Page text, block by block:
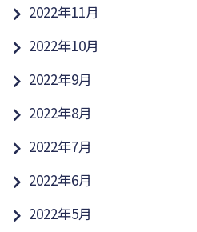
2022年11月
2022年10月
2022年9月
2022年8月
2022年7月
2022年6月
2022年5月